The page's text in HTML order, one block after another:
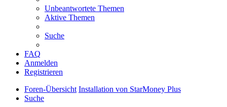
Unbeantwortete Themen
Aktive Themen
Suche
FAQ
Anmelden
Registrieren
Foren-Übersicht Installation von StarMoney Plus
Suche